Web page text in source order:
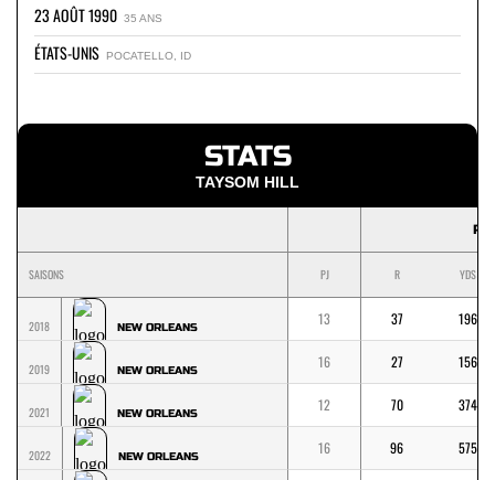
23 AOÛT 1990 35 ANS
ÉTATS-UNIS POCATELLO, ID
STATS
TAYSOM HILL
SAISONS PJ R YDS
2018 NEW ORLEANS 13 37 196
2019 NEW ORLEANS 16 27 156
2021 NEW ORLEANS 12 70 374
2022 NEW ORLEANS 16 96 575